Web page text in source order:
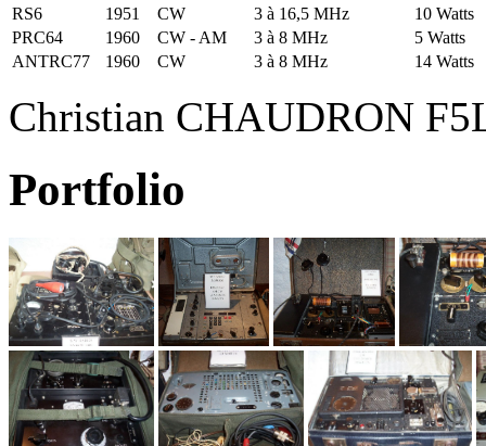
RS6
1951 CW 3 à 16,5 MHz
10 Watts
PRC64
1960 CW - AM 3 à 8 MHz
5 Watts
ANTRC77
1960 CW 3 à 8 MHz 14 Watts
Christian CHAUDRON
Portfolio